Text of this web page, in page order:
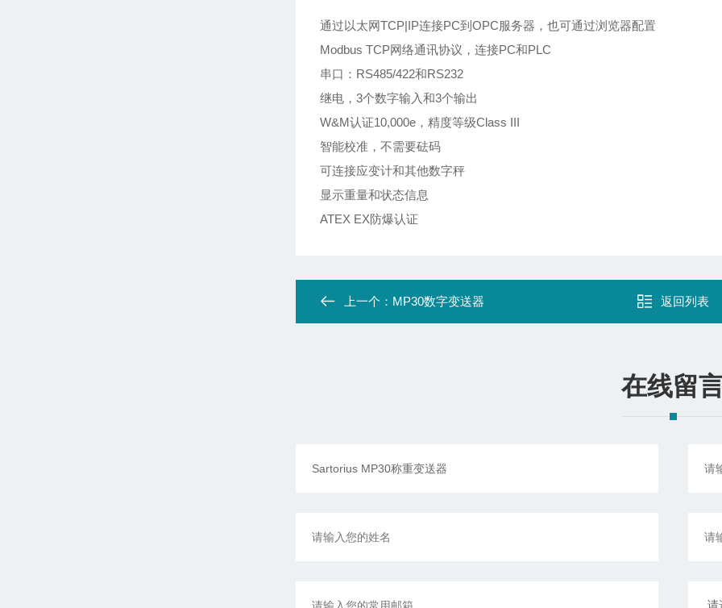
通过以太网TCP|IP连接PC到OPC服务器，也可通过浏览器配置
Modbus TCP网络通讯协议，连接PC和PLC
串口：RS485/422和RS232
继电，3个数字输入和3个输出
W&M认证10,000e，精度等级Class III
智能校准，不需要砝码
可连接应变计和其他数字秤
显示重量和状态信息
ATEX EX防爆认证
上一个： MP30数字变送器 返回列表
在线留